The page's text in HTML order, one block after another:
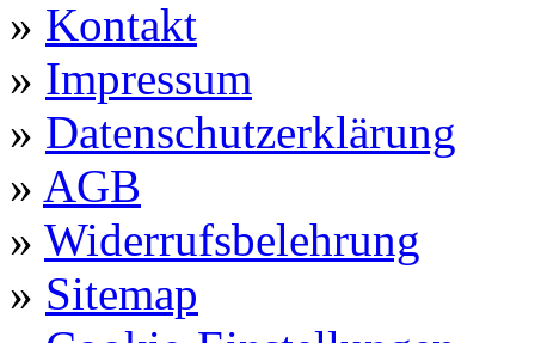
» Kontakt
» Impressum
» Datenschutzerklärung
» AGB
» Widerrufsbelehrung
» Sitemap